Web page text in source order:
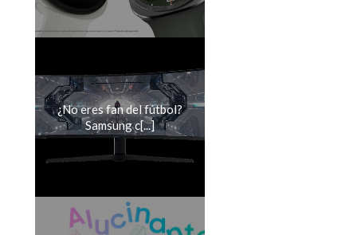
¿No eres fan del fútbol?
Samsung c[...]